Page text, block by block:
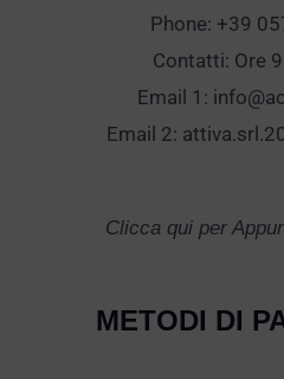
Phone: +39
Contatti: Ore
Email 1:
Email 2:
Clicca qui per
METODI DI